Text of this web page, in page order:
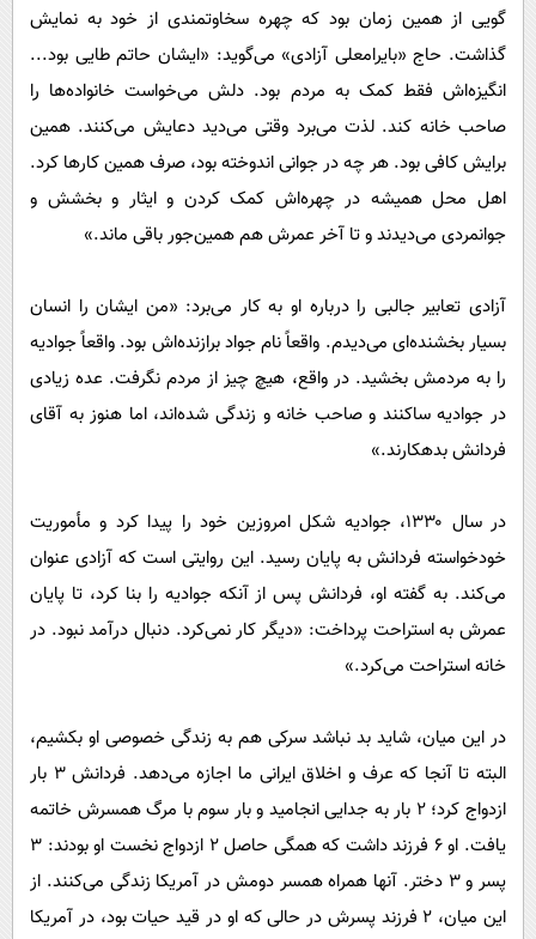
گویی از همین زمان بود که چهره سخاوتمندی از خود به نمایش
گذاشت. حاج «بایرامعلی آزادی» می‌گوید: «ایشان حاتم طایی بود...
انگیزه‌اش فقط کمک به مردم بود. دلش می‌خواست خانواده‌ها را
صاحب خانه کند. لذت می‌برد وقتی می‌دید دعایش می‌کنند. همین
برایش کافی بود. هر چه در جوانی اندوخته بود، صرف همین کارها کرد.
اهل محل همیشه در چهره‌اش کمک کردن و ایثار و بخشش و
جوانمردی می‌دیدند و تا آخر عمرش هم همین‌جور باقی ماند.»
آزادی‌ تعابیر جالبی را درباره او به کار می‌برد: «من ایشان را انسان
بسیار بخشنده‌ای می‌دیدم. واقعاً نام جواد برازنده‌اش بود. واقعاً جوادیه
را به مردمش بخشید. در واقع، هیچ ‌چیز از مردم نگرفت. عده زیادی
در جوادیه ساکنند و صاحب خانه و زندگی شده‌اند، اما هنوز به آقای
فردانش بدهکارند.»
در سال ۱۳۳۰، جوادیه شکل امروزین خود را پیدا کرد و مأموریت
خودخواسته فردانش به پایان رسید. این روایتی است که آزادی عنوان
می‌کند. به گفته او، فردانش پس از آنکه جوادیه را بنا کرد، تا پایان
عمرش به استراحت پرداخت: «دیگر کار نمی‌کرد. دنبال درآمد نبود. در
خانه استراحت می‌کرد.»
در این میان، شاید بد نباشد سرکی هم به زندگی خصوصی او بکشیم،
البته تا آنجا که عرف و اخلاق ایرانی ما اجازه می‌دهد. فردانش ۳ بار
ازدواج کرد؛ ۲ بار به جدایی انجامید و بار سوم با مرگ همسرش خاتمه
یافت. او ۶ فرزند داشت که همگی حاصل ۲ ازدواج نخست او بودند: ۳
پسر و ۳ دختر. آنها همراه همسر دومش در آمریکا زندگی می‌کنند. از
این میان، ۲ فرزند پسرش در حالی که او در قید حیات بود، در آمریکا